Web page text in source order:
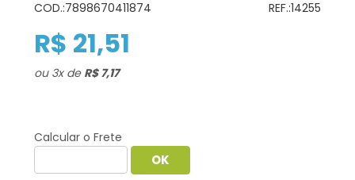
COD.:7898670411874 REF.:14255
R$ 21,51
ou 3xde R$ 7,17
Calcular o Frete